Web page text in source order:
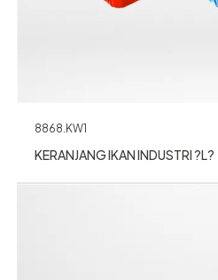
8868.KW1
KERANJANG IKAN INDUSTRI ?L?